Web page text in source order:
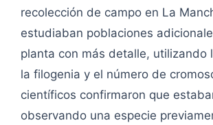
recolección de campo en La
estudiaban poblaciones
planta con más detalle, utilizando
la filogenia y el número de
científicos confirmaron que
observando una especie